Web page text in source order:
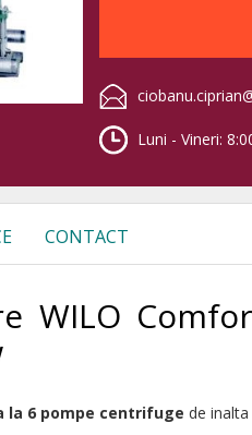
Luni - Vineri:
CONTACT
WILO
la 6 pompe centrifuge de